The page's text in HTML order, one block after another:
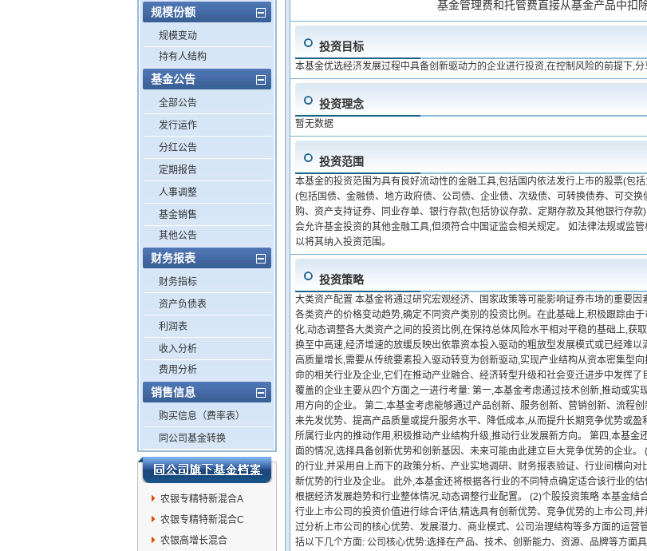
规模份额
规模变动
持有人结构
基金公告
全部公告
发行运作
分红公告
定期报告
人事调整
基金销售
其他公告
财务报表
财务指标
资产负债表
利润表
收入分析
费用分析
销售信息
购买信息（费率表）
同公司基金转换
农银专精特新混合A
农银专精特新混合C
农银高增长混合
基金管理费和托管费直接从基金产品中扣
投资目标
本基金优选经济发展过程中具备创新驱动力的企业进行投资,在控制风险的前提下,
投资理念
暂无数据
投资范围
本基金的投资范围为具有良好流动性的金融工具,包括国内依法发行上市的股票(包
(包括国债、金融债、地方政府债、公司债、企业债、次级债、可转换债券、可交
购、资产支持证券、同业存单、银行存款(包括协议存款、定期存款及其他银行存
会允许基金投资的其他金融工具,但须符合中国证监会相关规定。 如法律法规或监
以将其纳入投资范围。
投资策略
大类资产配置 本基金将通过研究宏观经济、国家政策等可能影响证券市场的重要
各类资产的价格变动趋势,确定不同资产类别的投资比例。在此基础上,积极跟踪由
化,动态调整各大类资产之间的投资比例,在保持总体风险水平相对平稳的基础上,获
换至中高速,经济增速的放缓反映出依靠资本投入驱动的粗放型发展模式或已经难
高质量增长,需要从传统要素投入驱动转变为创新驱动,实现产业结构从资本密集型
命的相关行业及企业,它们在推动产业融合、经济转型升级和社会变迁进步中发挥
覆盖的企业主要从四个方面之一进行考量: 第一,本基金考虑通过技术创新,推动或
用方向的企业。 第二,本基金考虑能够通过产品创新、服务创新、营销创新、流程
来先发优势、提高产品质量或提升服务水平、降低成本,从而提升长期竞争优势或
所属行业内的推动作用,积极推动产业结构升级,推动行业发展新方向。 第四,本基
面的情况,选择具备创新优势和创新基因、未来可能由此建立巨大竞争优势的企业
的行业,并采用自上而下的政策分析、产业实地调研、财务报表验证、行业间横向
新优势的行业及企业。 此外,本基金还将根据各行业的不同特点确定适合该行业的
根据经济发展趋势和行业整体情况,动态调整行业配置。 (2)个股投资策略 本基金
行业上市公司的投资价值进行综合评估,精选具有创新优势、竞争优势的上市公司,
过分析上市公司的核心优势、发展潜力、商业模式、公司治理结构等多方面的运
括以下几个方面: 公司核心优势:选择在产品、技术、创新能力、资源、品牌等方面